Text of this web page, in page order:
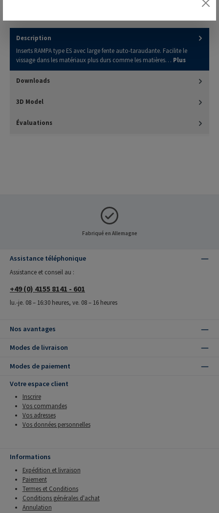
Description
Inserts RAMPA type ES avec large fente auto-taraudante. Facilite le
vissage dans les matériaux plus durs comme les matières… Plus
Downloads
3D Model
Évaluations
Fabriqué en Allemagne
Assistance téléphonique
Assistance et conseil au :
+49 (0) 4155 8141 - 601
lu.-je. 08 – 16:30 heures, ve. 08 – 16 heures
Nos avantages
Modes de livraison
Modes de paiement
Votre espace client
Inscrire
Vos commandes
Vos adresses
Vos données personnelles
Informations
Expédition et livraison
Paiement
Termes et Conditions
Conditions générales d'achat
Annulation